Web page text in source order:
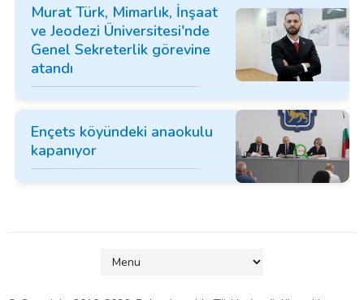
Murat Türk, Mimarlık, İnşaat
ve Jeodezi Üniversitesi'nde
Genel Sekreterlik görevine
atandı
Ençets köyündeki anaokulu
kapanıyor